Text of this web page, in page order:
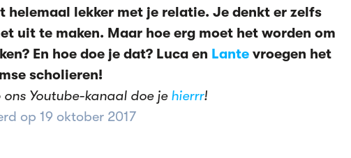
helemaal lekker met je relatie. Je denkt er zelfs
uit te maken. Maar hoe erg moet het worden om
En hoe doe je dat? Luca en Lante vroegen het
scholieren!
ons Youtube-kanaal doe je hierrr!
op 19 oktober 2017